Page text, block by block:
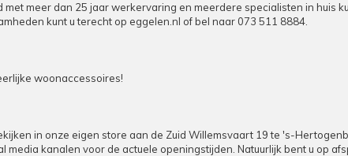
meer dan 25 jaar werkervaring en meerdere specialisten in huis
kunt u terecht op eggelen.nl of bel naar 073 511 8884
woonaccessoires!
in onze eigen store aan de Zuid Willemsvaart 19 te 's-
kanalen voor de actuele openingstijden. Natuurlijk bent u op